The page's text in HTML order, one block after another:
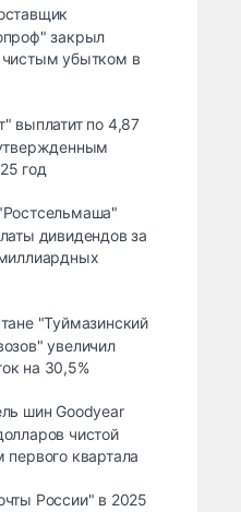
закрыл
убытком в
выплатит по 4,87
год
дивидендов за
"Туймазинский
увеличил
на 30,5%
шин Goodyear
чистой
первого квартала
России" в 2025